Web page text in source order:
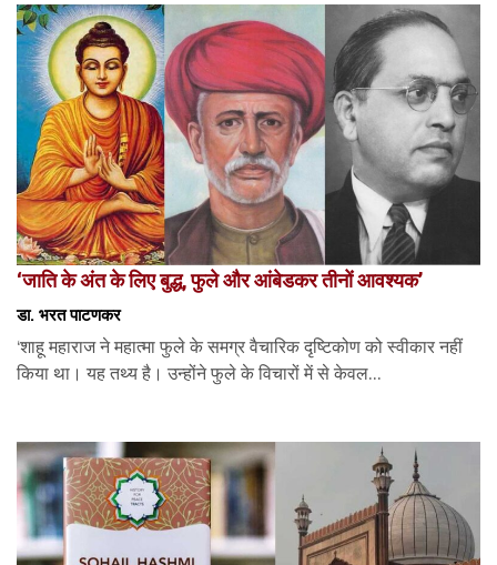
‘जाति के अंत के लिए बुद्ध, फुले और आंबेडकर तीनों आवश्यक’
डा. भरत पाटणकर
‘शाहू महाराज ने महात्मा फुले के समग्र वैचारिक दृष्टिकोण को स्वीकार नहीं
किया था। यह तथ्य है। उन्होंने फुले के विचारों में से केवल...